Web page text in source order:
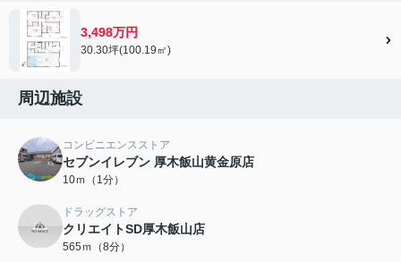
3,498万円
30.30坪(100.19㎡)
周辺施設
コンビニエンスストア
セブンイレブン 厚木飯山黄金原店
10ｍ（1分）
ドラッグストア
クリエイトSD厚木飯山店
565ｍ（8分）